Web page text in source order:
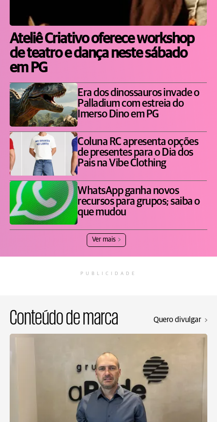
Ateliê Criativo oferece workshop
de teatro e dança neste sábado
em PG
Era dos dinossauros invade o
Palladium com estreia do
Imerso Dino em PG
Coluna RC apresenta opções
de presentes para o Dia dos
Pais na Vibe Clothing
WhatsApp ganha novos
recursos para grupos; saiba o
que mudou
Ver mais
PUBLICIDADE
Conteúdo de marca Quero divulgar